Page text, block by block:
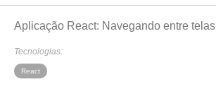
Aplicação React: Navegando entre telas
Tecnologias:
React